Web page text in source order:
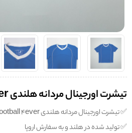
تیشرت اورجینال مردانه هلندی Football 4ever
✅️ تیشرت اورجینال مردانه هلندی Football 4ever
✅️ تولید شده در هلند و به سفارش اروپا